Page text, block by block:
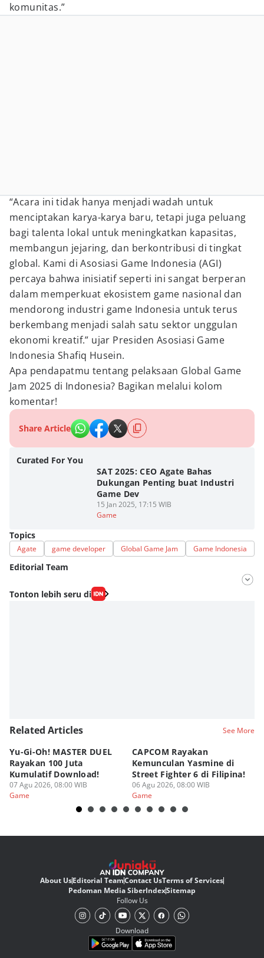
komunitas.”
“Acara ini tidak hanya menjadi wadah untuk
menciptakan karya-karya baru, tetapi juga peluang
bagi talenta lokal untuk meningkatkan kapasitas,
membangun jejaring, dan berkontribusi di tingkat
global. Kami di Asosiasi Game Indonesia (AGI)
percaya bahwa inisiatif seperti ini sangat berperan
dalam memperkuat ekosistem game nasional dan
mendorong industri game Indonesia untuk terus
berkembang menjadi salah satu sektor unggulan
ekonomi kreatif.” ujar Presiden Asosiasi Game
Indonesia Shafiq Husein.
Apa pendapatmu tentang pelaksaan Global Game
Jam 2025 di Indonesia? Bagikan melalui kolom
komentar!
Share Article
Curated For You
SAT 2025: CEO Agate Bahas
Dukungan Penting buat Industri
Game Dev
15 Jan 2025, 17:15 WIB
Game
Topics
Agate game developer Global Game Jam Game Indonesia
Editorial Team
Editor
Fahrul Razi Uni Nurullah
Tonton lebih seru di
Related Articles See More
Yu-Gi-Oh! MASTER DUEL
Rayakan 100 Juta
Kumulatif Download!
07 Agu 2026, 08:00 WIB
Game
CAPCOM Rayakan
Kemunculan Yasmine di
Street Fighter 6 di Filipina!
06 Agu 2026, 08:00 WIB
Game
About UsEditorial TeamContact UsTerms of Services
Pedoman Media SiberIndexSitemap
Follow Us
Download